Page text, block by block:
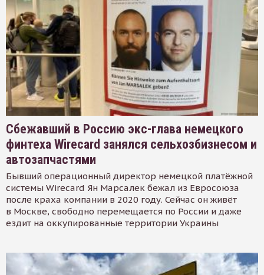
Сбежавший в Россию экс-глава немецкого
финтеха Wirecard занялся сельхозбизнесом и
автозапчастями
Бывший операционный директор немецкой платёжной
системы Wirecard Ян Марсалек бежал из Евросоюза
после краха компании в 2020 году. Сейчас он живёт
в Москве, свободно перемещается по России и даже
ездит на оккупированные территории Украины